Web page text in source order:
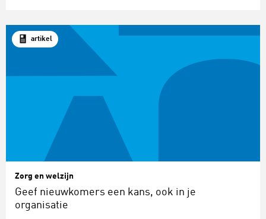
artikel
Zorg en welzijn
Geef nieuwkomers een kans, ook in je
organisatie